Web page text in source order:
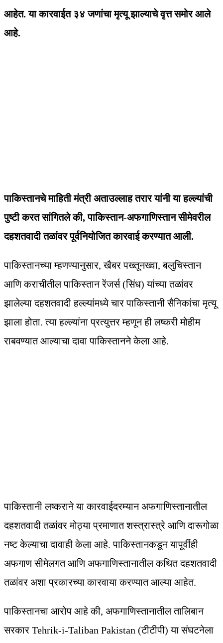
आहेत. या कारवाईत ३४ जणांचा मृत्यू झाल्याचे वृत्त समोर आले
आहे.
पाकिस्तानचे माहिती मंत्री अताउल्लाह तरार यांनी या हल्ल्यांची
पुष्टी करत सांगितले की, पाकिस्तान-अफगाणिस्तान सीमेवरील
दहशतवादी तळांवर पूर्वनियोजित कारवाई करण्यात आली.
पाकिस्तानच्या म्हणण्यानुसार, खैबर पख्तूनख्वा, बलुचिस्तान
आणि कराचीतील पाकिस्तान रेंजर्स (सिंध) यांच्या तळांवर
झालेल्या दहशतवादी हल्ल्यांमध्ये चार पाकिस्तानी सैनिकांचा मृत्यू
झाला होता. त्या हल्ल्यांना प्रत्युत्तर म्हणून ही लष्करी मोहीम
राबवण्यात आल्याचा दावा पाकिस्तानने केला आहे.
पाकिस्तानी लष्कराने या कारवाईदरम्यान अफगाणिस्तानातील
दहशतवादी तळांवर मोठ्या प्रमाणात शस्त्रास्त्रे आणि दारूगोळा
नष्ट केल्याचा दावाही केला आहे. पाकिस्तानकडून यापूर्वीही
अफगाण सीमेलगत आणि अफगाणिस्तानातील कथित दहशतवादी
तळांवर अशा प्रकारच्या कारवाया करण्यात आल्या आहेत.
पाकिस्तानचा आरोप आहे की, अफगाणिस्तानातील तालिबान
सरकार Tehrik-i-Taliban Pakistan (टीटीपी) या संघटनेला